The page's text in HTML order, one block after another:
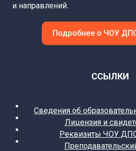
и направлений.
Подробнее о ЧОУ
ССЫЛКИ
Сведения об
Лицензия и
Реквизиты ЧОУ